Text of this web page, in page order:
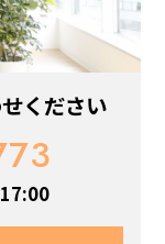
ください